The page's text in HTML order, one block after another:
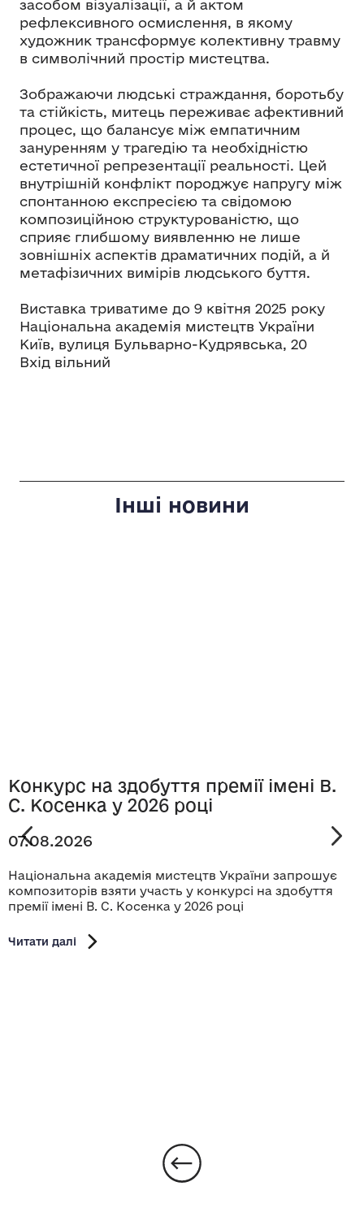
засобом візуалізації, а й актом
рефлексивного осмислення, в якому
художник трансформує колективну травму
в символічний простір мистецтва.
Зображаючи людські страждання, боротьбу
та стійкість, митець переживає афективний
процес, що балансує між емпатичним
зануренням у трагедію та необхідністю
естетичної репрезентації реальності. Цей
внутрішній конфлікт породжує напругу між
спонтанною експресією та свідомою
композиційною структурованістю, що
сприяє глибшому виявленню не лише
зовнішніх аспектів драматичних подій, а й
метафізичних вимірів людського буття.
Виставка триватиме до 9 квітня 2025 року
Національна академія мистецтв України
Київ, вулиця Бульварно-Кудрявська, 20
Вхід вільний
Інші новини
Конкурс на здобуття премії імені В.
С. Косенка у 2026 році
07.08.2026
Національна академія мистецтв України запрошує
композиторів взяти участь у конкурсі на здобуття
премії імені В. С. Косенка у 2026 році
Читати далі